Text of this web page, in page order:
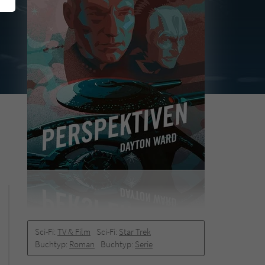
Sci-Fi: TV & Film Sci-Fi: Star Trek
Buchtyp: Roman Buchtyp: Serie